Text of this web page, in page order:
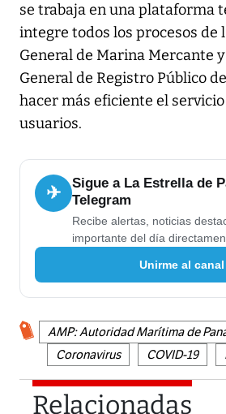
se trabaja en una plataforma
integre todos los procesos de
General de Marina Mercante
General de Registro Público
hacer más eficiente el
usuarios.
✈
Sigue a La Estrella de
Telegram
Recibe alertas, noticias
importante del día
Unirme al canal
AMP: Autoridad Marítima de
Coronavirus
COVID-19
Relacionadas